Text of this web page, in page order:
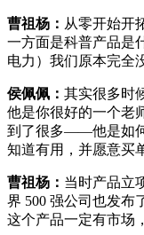
曹祖杨： 从零开始开
一方面是科普产品是
电力）我们原本完全
侯佩佩： 其实很多时
他是你很好的一个老
到了很多——他是如
知道有用，并愿意买
曹祖杨： 当时产品立
界 500 强公司也发布
这个产品一定有市场